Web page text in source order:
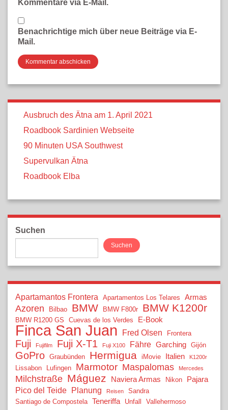
Kommentare via E-Mail.
Benachrichtige mich über neue Beiträge via E-
Mail.
Ausbruch des Ätna am 1. April 2021
Roadbook Sardinien Webseite
90 Minuten USA Southwest
Supervulkan Ätna
Roadbook Elba
Suchen
Suchen
Apartamantos Frontera Apartamentos Los Telares Armas
Azoren Bilbao BMW BMW F800r BMW K1200r
BMW R1200 GS Cuevas de los Verdes E-Book
Finca San Juan Fred Olsen Frontera
Fuji Fujifilm Fuji X-T1 Fuji X100 Fähre Garching Gijón
GoPro Graubünden Hermigua iMovie Italien K1200r
Lissabon Lufingen Marmotor Maspalomas Mercedes
Milchstraße Máguez Naviera Armas Nikon Pajara
Pico del Teide Planung Reisen
Sandra
Santiago de Compostela Teneriffa Unfall Vallehermoso